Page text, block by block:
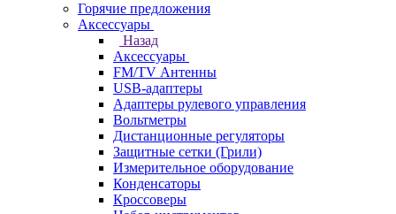
Горячие предложения
Аксессуары
Назад
Аксессуары
FM/TV Антенны
USB-адаптеры
Адаптеры рулевого управления
Вольтметры
Дистанционные регуляторы
Защитные сетки (Грили)
Измерительное оборудование
Конденсаторы
Кроссоверы